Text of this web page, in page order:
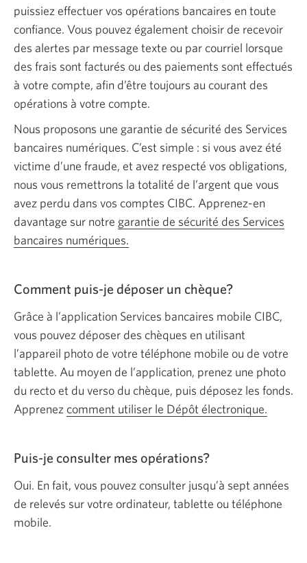
puissiez effectuer vos opérations bancaires en toute
confiance. Vous pouvez également choisir de recevoir
des alertes par message texte ou par courriel lorsque
des frais sont facturés ou des paiements sont effectués
à votre compte, afin d’être toujours au courant des
opérations à votre compte.
Nous proposons une garantie de sécurité des Services
bancaires numériques. C’est simple : si vous avez été
victime d’une fraude, et avez respecté vos obligations,
nous vous remettrons la totalité de l’argent que vous
avez perdu dans vos comptes CIBC. Apprenez-en
davantage sur notre garantie de sécurité des Services
bancaires numériques.
Comment puis-je déposer un chèque?
Grâce à l’application Services bancaires mobile CIBC,
vous pouvez déposer des chèques en utilisant
l’appareil photo de votre téléphone mobile ou de votre
tablette. Au moyen de l’application, prenez une photo
du recto et du verso du chèque, puis déposez les fonds.
Apprenez comment utiliser le Dépôt électronique.
Puis-je consulter mes opérations?
Oui. En fait, vous pouvez consulter jusqu’à sept années
de relevés sur votre ordinateur, tablette ou téléphone
mobile.